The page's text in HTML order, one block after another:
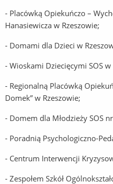
- Placówką Opiekuńczo –
Hanasiewicza w Rzeszowie;
- Domami dla Dzieci w
- Wioskami Dziecięcymi SOS
- Regionalną Placówką
Domek” w Rzeszowie;
- Domem dla Młodzieży SOS
- Poradnią Psychologiczno-
- Centrum Interwencji
- Zespołem Szkół